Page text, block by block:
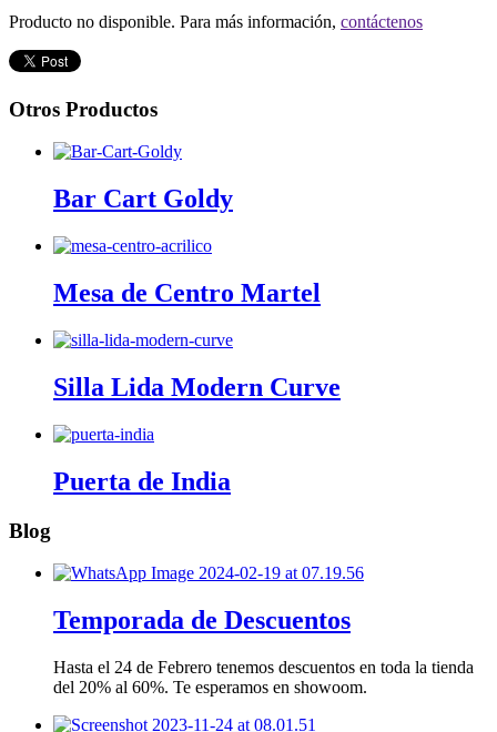
Producto no disponible. Para más información, contáctenos
Otros Productos
Bar Cart Goldy
Mesa de Centro Martel
Silla Lida Modern Curve
Puerta de India
Blog
Temporada de Descuentos
Hasta el 24 de Febrero tenemos descuentos en toda la tienda
del 20% al 60%. Te esperamos en showoom.